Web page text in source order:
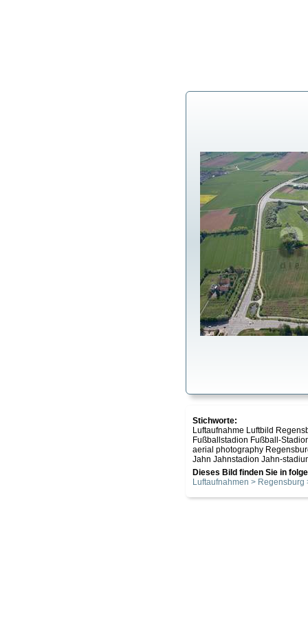
Stichworte:
Luftaufnahme Luftbild
Fußballstadion Fußball-
aerial photography
Jahn Jahnstadion Jahn-
Dieses Bild finden Sie in
Luftaufnahmen > Regensburg